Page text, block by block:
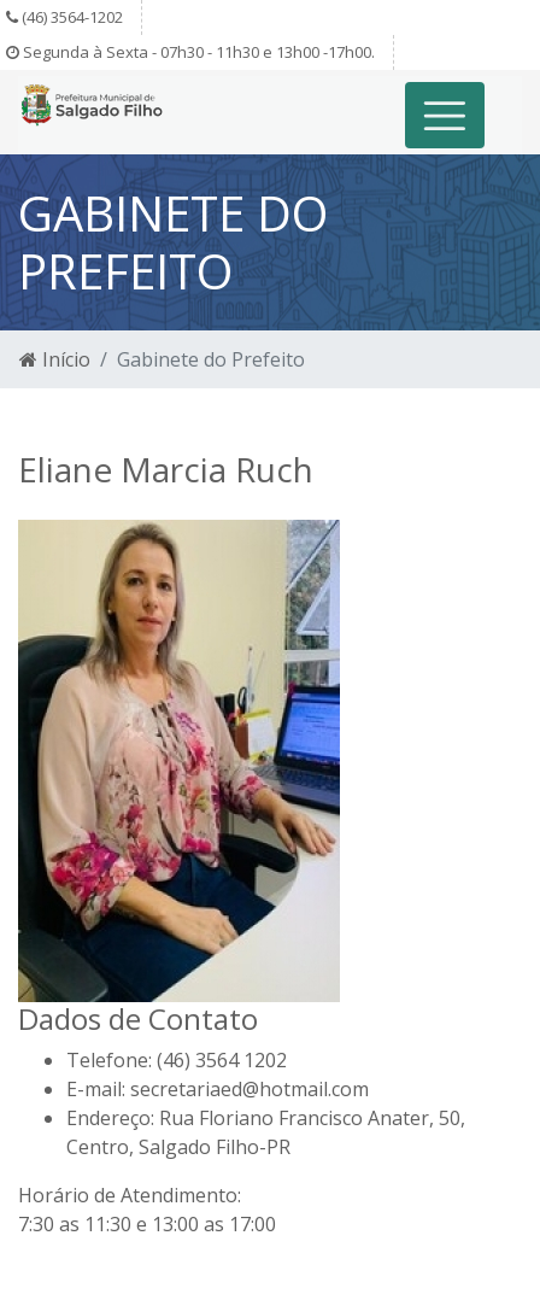
(46) 3564-1202
Segunda à Sexta - 07h30 - 11h30 e 13h00 -17h00.
GABINETE DO
PREFEITO
Início Gabinete do Prefeito
Eliane Marcia Ruch
Dados de Contato
Telefone: (46) 3564 1202
E-mail: secretariaed@hotmail.com
Endereço: Rua Floriano Francisco Anater, 50,
Centro, Salgado Filho-PR
Horário de Atendimento:
7:30 as 11:30 e 13:00 as 17:00